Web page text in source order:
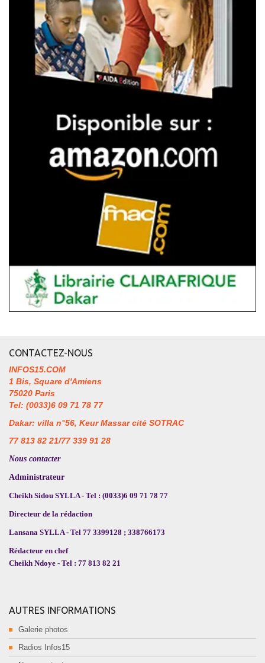
CONTACTEZ-NOUS
INFOS15.COM
1 Bis, Square d'Amiens
75020 Paris
Tel: (0033)6 09 71 78 77
Dakar: villa n°56, Keur Massar cité SOTRAC
77 813 82 21/77 339 91 28
Nous contacter
Administrateur
Cheikh Sidou SYLLA - Tel : (0033)6 09 71 78 77
Directeur de la rédaction
Lansana SYLLA - Tel 77 3399128 ; 338766173
Rédacteur en chef
Cheikh Ndoye - Tel : 77 813 82 21
AUTRES INFORMATIONS
Galerie photos
Radios Infos15